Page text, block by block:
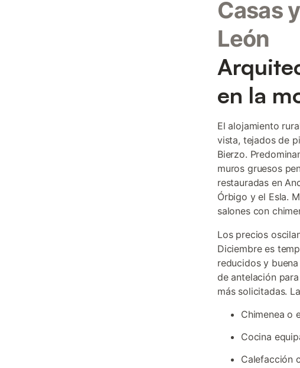
Casas
León
en la
El alojamiento
vista, tejados de
Bierzo.
muros gruesos
restauradas en
Órbigo y el Esla.
salones con
Los precios
Diciembre es
reducidos y
de antelación
más solicitadas.
Chimenea o
Cocina
Calefacción